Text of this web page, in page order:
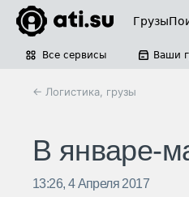
Грузы
Все сервисы Ваши
← Логистика, грузы
В январе-
13:26, 4 Апреля 2017